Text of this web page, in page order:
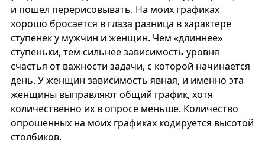
и пошёл перерисовывать. На моих графиках
хорошо бросается в глаза разница в характере
ступенек у мужчин и женщин. Чем «длиннее»
ступеньки, тем сильнее зависимость уровня
счастья от важности задачи, с которой начинается
день. У женщин зависимость явная, и именно эта
женщины выправляют общий график, хотя
количественно их в опросе меньше. Количество
опрошенных на моих графиках кодируется высотой
столбиков.